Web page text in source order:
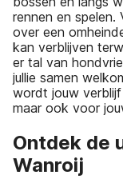
rennen en spelen.
over een
kan verblijven
er tal van
jullie samen
wordt jouw
maar ook voor
Ontdek de
Wanroij